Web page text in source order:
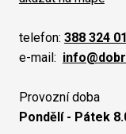
telefon: 388 324
e-mail:
Provozní doba
Pondělí - Pátek